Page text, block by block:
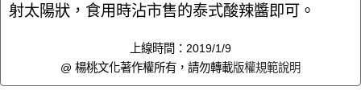
射太陽狀，食用時沾市售的泰式酸辣醬即可。
上線時間：2019/1/9
@ 楊桃文化著作權所有，請勿轉載版權規範說明